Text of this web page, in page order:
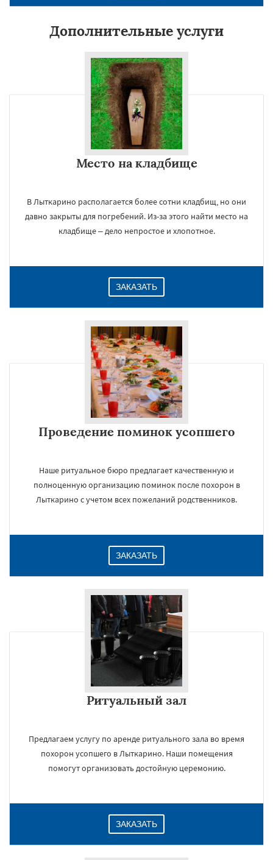
Дополнительные услуги
Место на кладбище
В Лыткарино располагается более сотни кладбищ, но они
давно закрыты для погребений. Из-за этого найти место на
кладбище – дело непростое и хлопотное.
ЗАКАЗАТЬ
Проведение поминок усопшего
Наше ритуальное бюро предлагает качественную и
полноценную организацию поминок после похорон в
Лыткарино с учетом всех пожеланий родственников.
ЗАКАЗАТЬ
Ритуальный зал
Предлагаем услугу по аренде ритуального зала во время
похорон усопшего в Лыткарино. Наши помещения
помогут организовать достойную церемонию.
ЗАКАЗАТЬ
Даю согласие на обработку персональных данных